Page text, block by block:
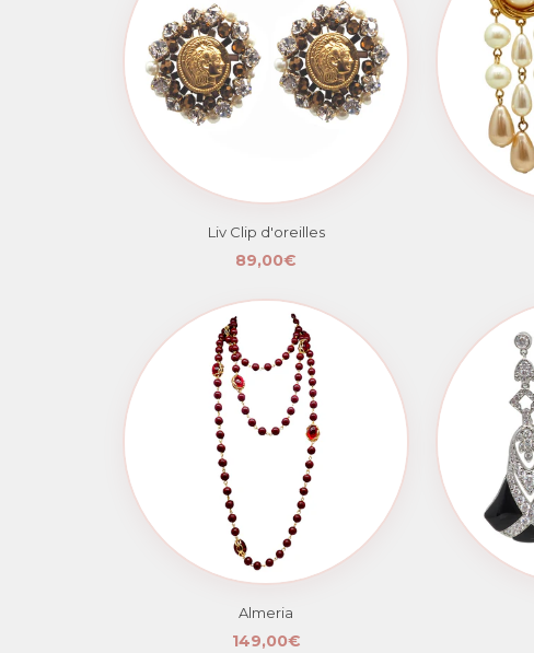
Liv Clip d'oreilles
89,00€
Almeria
149,00€